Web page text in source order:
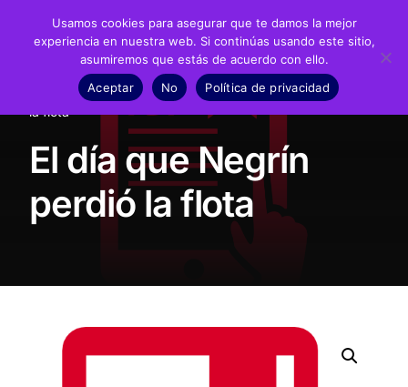
Presencia en prensa
El día que Negrín perdió
la flota
El día que Negrín
perdió la flota
Usamos cookies para asegurar que te damos la mejor
experiencia en nuestra web. Si continúas usando este sitio,
asumiremos que estás de acuerdo con ello.
Aceptar
No Política de privacidad
Fundación
Recursos
Noticias
Transparencia